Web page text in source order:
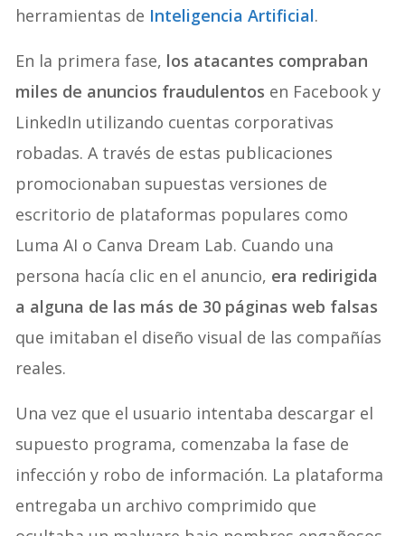
herramientas de Inteligencia Artificial.
En la primera fase, los atacantes compraban
miles de anuncios fraudulentos en Facebook y
LinkedIn utilizando cuentas corporativas
robadas. A través de estas publicaciones
promocionaban supuestas versiones de
escritorio de plataformas populares como
Luma AI o Canva Dream Lab. Cuando una
persona hacía clic en el anuncio, era redirigida
a alguna de las más de 30 páginas web falsas
que imitaban el diseño visual de las compañías
reales.
Una vez que el usuario intentaba descargar el
supuesto programa, comenzaba la fase de
infección y robo de información. La plataforma
entregaba un archivo comprimido que